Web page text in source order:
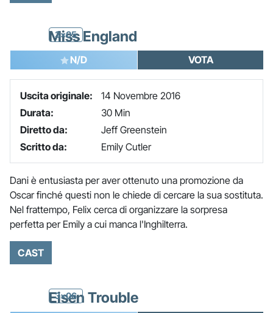
3x05
Miss England
N/D VOTA
Uscita originale:
14 Novembre 2016
Durata:
30 Min
Diretto da:
Jeff Greenstein
Scritto da:
Emily Cutler
Dani è entusiasta per aver ottenuto una promozione da
Oscar finché questi non le chiede di cercare la sua sostituta.
Nel frattempo, Felix cerca di organizzare la sorpresa
perfetta per Emily a cui manca l'Inghilterra.
CAST
3x06
Eisen Trouble